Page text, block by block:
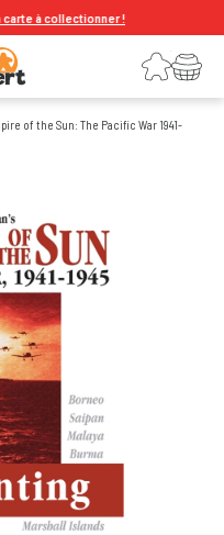
à collectionner !
Connexion
Votre panier
of the Sun: The Pacific War 1941-